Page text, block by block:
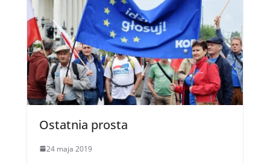
Ostatnia prosta
24 maja 2019